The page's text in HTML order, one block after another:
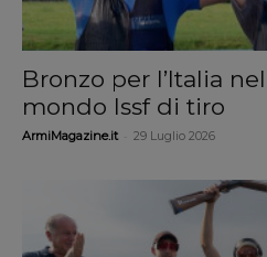
Bronzo per l’Italia
mondo Issf di tiro
ArmiMagazine.it 29 Luglio 2026